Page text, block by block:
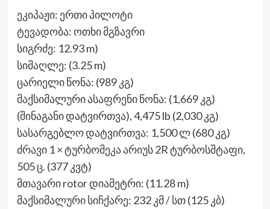
ეკიპაჟი: ერთი პილოტი
ტევადობა: ოთხი მგზავრი
სიგრძე: 12.93 m)
სიმაღლე: (3.25 m)
ცარიელი წონა: (989 კგ)
მაქსიმალური ასაფრენი წონა: (1,669 კგ)
(შინაგანი დატვირთვა), 4,475 lb (2,030 კგ)
სასარგებლო დატვირთვა: 1,500 ლ (680 კგ)
ძრავი 1 × ტურბომეკა არიუს 2R ტურბოსშტაფი,
505 ც. (377 კვტ)
მთავარი rotor დიამეტრი: (11.28 m)
მაქსიმალური სიჩქარე: 232 კმ / სთ (125 კბ)